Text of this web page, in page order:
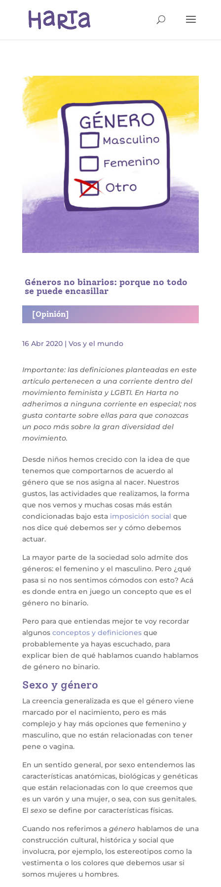
Géneros no binarios: porque no todo
se puede encasillar
[Opinión]
16 Abr 2020| Vos y el mundo
Importante: las definiciones planteadas en este
artículo pertenecen a una corriente dentro del
movimiento feminista y LGBTI. En Harta no
adherimos a ninguna corriente en especial; nos
gusta contarte sobre ellas para que conozcas
un poco más sobre la gran diversidad del
movimiento.
Desde niños hemos crecido con la idea de que
tenemos que comportarnos de acuerdo al
género que se nos asigna al nacer. Nuestros
gustos, las actividades que realizamos, la forma
que nos vemos y muchas cosas más están
condicionadas bajo esta imposición social que
nos dice qué debemos ser y cómo debemos
actuar.
La mayor parte de la sociedad solo admite dos
géneros: el femenino y el masculino. Pero ¿qué
pasa si no nos sentimos cómodos con esto? Acá
es donde entra en juego un concepto que es el
género no binario.
Pero para que entiendas mejor te voy recordar
algunos conceptos y definicionesque
probablemente ya hayas escuchado, para
explicar bien de qué hablamos cuando hablamos
de género no binario.
Sexo y género
La creencia generalizada es que el género viene
marcado por el nacimiento, pero es más
complejo y hay más opciones que femenino y
masculino, que no están relacionadas con tener
pene o vagina.
En un sentido general, por sexo entendemos las
características anatómicas, biológicas y genéticas
que están relacionadas con lo que creemos que
es un varón y una mujer, o sea, con sus genitales.
El sexose define por características físicas.
Cuando nos referimos a génerohablamos de una
construcción cultural, histórica y social que
involucra, por ejemplo, los estereotipos como la
vestimenta o los colores que debemos usar si
somos mujeres u hombres.